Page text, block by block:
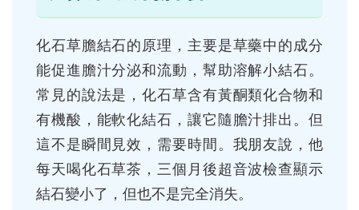
化石草膽結石的原理，主要是草藥中的成分
能促進膽汁分泌和流動，幫助溶解小結石。
常見的說法是，化石草含有黃酮類化合物和
有機酸，能軟化結石，讓它隨膽汁排出。但
這不是瞬間見效，需要時間。我朋友說，他
每天喝化石草茶，三個月後超音波檢查顯示
結石變小了，但也不是完全消失。